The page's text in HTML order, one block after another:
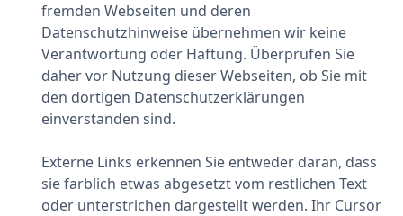
fremden Webseiten und deren
Datenschutzhinweise übernehmen wir keine
Verantwortung oder Haftung. Überprüfen Sie
daher vor Nutzung dieser Webseiten, ob Sie mit
den dortigen Datenschutzerklärungen
einverstanden sind.
Externe Links erkennen Sie entweder daran, dass
sie farblich etwas abgesetzt vom restlichen Text
oder unterstrichen dargestellt werden. Ihr Cursor